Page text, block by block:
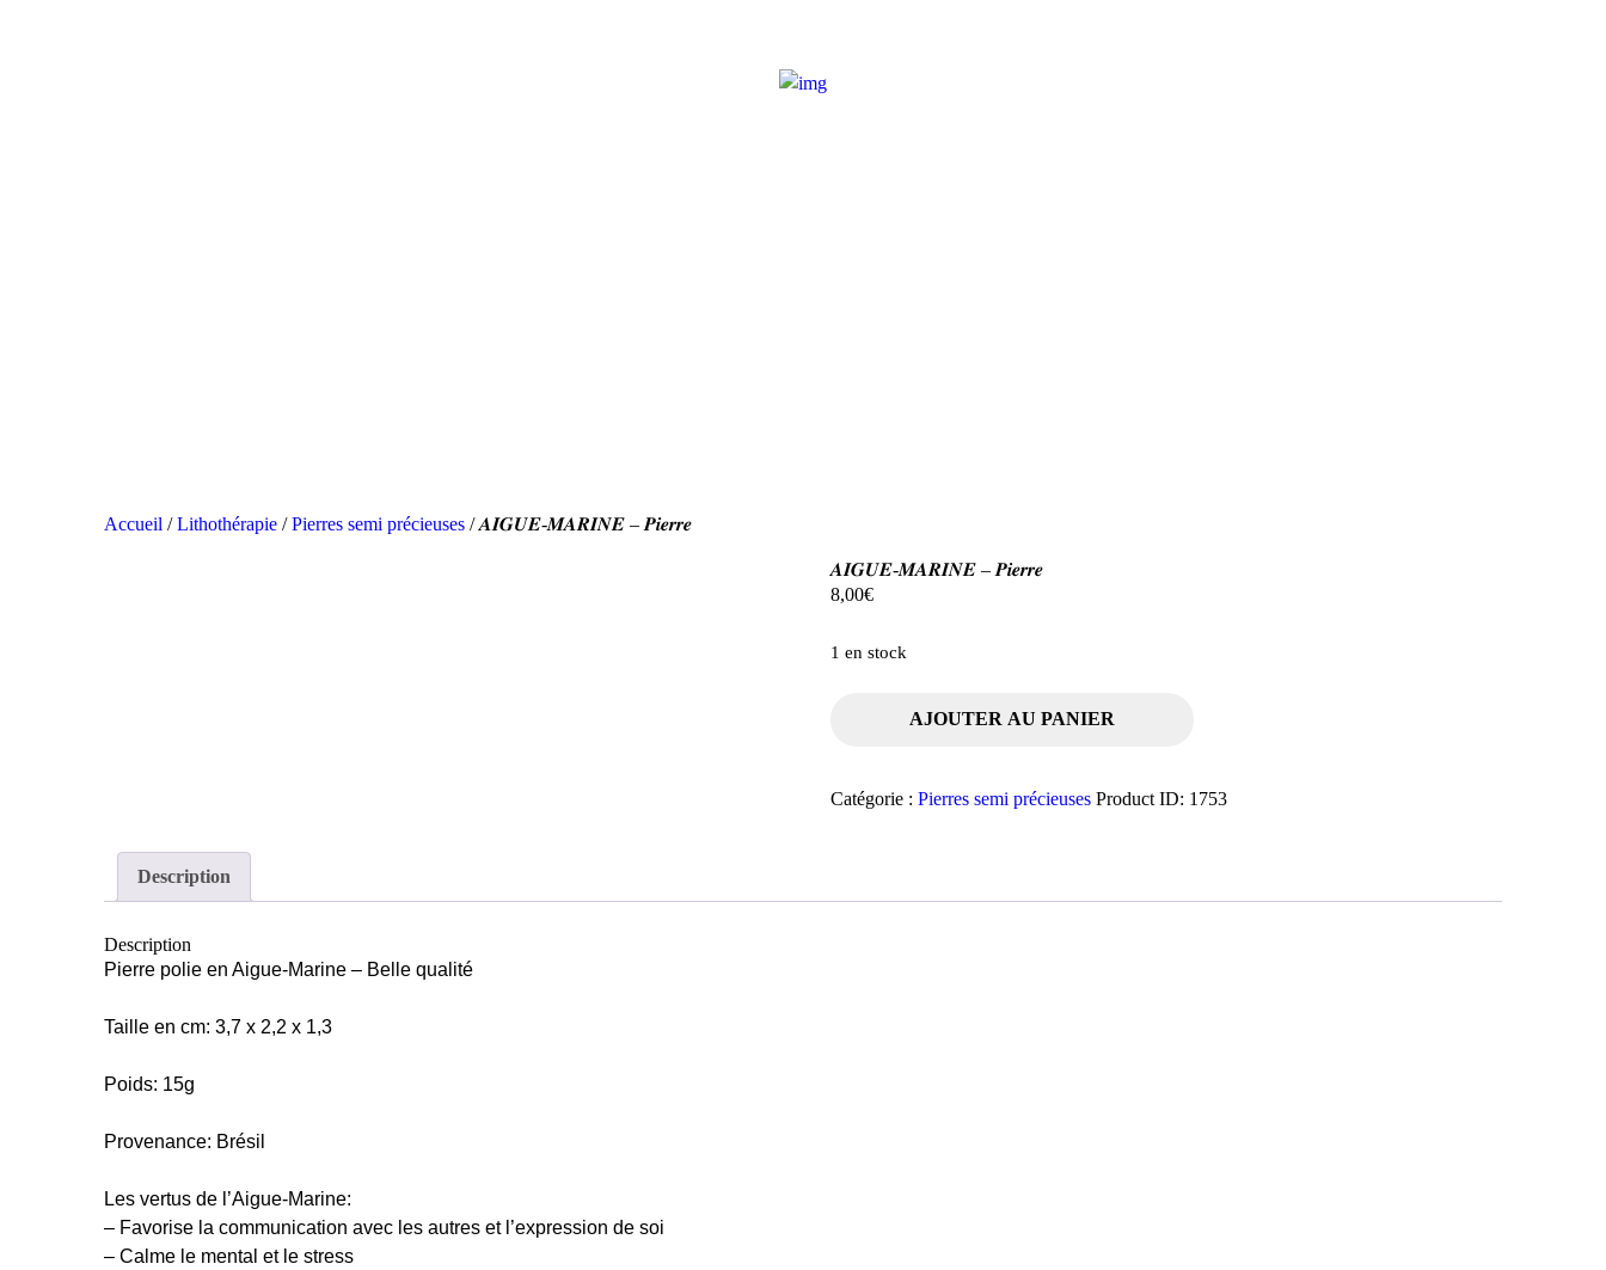
Accueil /Lithothérapie /Pierres semi précieuses / 𝑨𝑰𝑮𝑼𝑬-𝑴𝑨𝑹𝑰𝑵𝑬 – 𝑷𝒊𝒆𝒓𝒓𝒆
𝑨𝑰𝑮𝑼𝑬-𝑴𝑨𝑹𝑰𝑵𝑬 – 𝑷𝒊𝒆𝒓𝒓𝒆
8,00€
1 en stock
𝑴𝑨𝑹𝑰𝑵𝑬
AJOUTER AU PANIER
Catégorie :Pierres semi précieuses Product ID: 1753
Description
Description
Pierre polie en Aigue-Marine – Belle qualité
Taille en cm: 3,7 x 2,2 x 1,3
Poids: 15g
Provenance: Brésil
Les vertus de l’Aigue-Marine:
– Favorise la communication avec les autres et l’expression de soi
– Calme le mental et le stress